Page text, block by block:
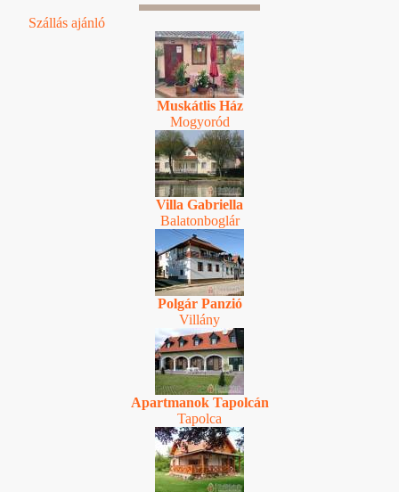
Szállás ajánló
Muskátlis Ház
Mogyoród
Villa Gabriella
Balatonboglár
Polgár Panzió
Villány
Apartmanok Tapolcán
Tapolca